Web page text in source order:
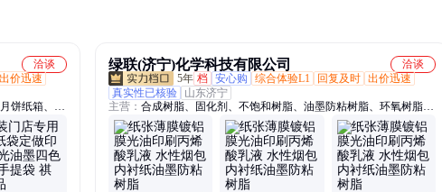
洽谈
出价迅速
饼纸箱、纸
、粽子纸
、帆布托特
、电子产品
绿联(济宁)化学科技有限公司
洽谈
5年 档 安心购 综合体验L1 回复及时 出价迅速
真实性已核验
山东济宁
主营： 合成树脂、固化剂、不饱和树脂、油墨防粘树脂、环氧树脂、
聚酯多元醇、酚醛树脂、医药中间体